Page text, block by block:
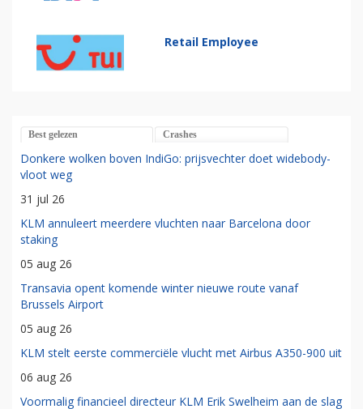
Retail Employee
Best gelezen Crashes
Donkere wolken boven IndiGo: prijsvechter doet widebody-
vloot weg
31 jul 26
KLM annuleert meerdere vluchten naar Barcelona door
staking
05 aug 26
Transavia opent komende winter nieuwe route vanaf
Brussels Airport
05 aug 26
KLM stelt eerste commerciële vlucht met Airbus A350-900 uit
06 aug 26
Voormalig financieel directeur KLM Erik Swelheim aan de slag